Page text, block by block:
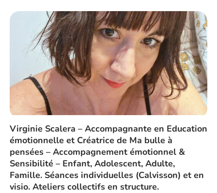
Virginie Scalera – Accompagnante en Education
émotionnelle et Créatrice de Ma bulle à
pensées – Accompagnement émotionnel &
Sensibilité – Enfant, Adolescent, Adulte,
Famille. Séances individuelles (Calvisson) et en
visio. Ateliers collectifs en structure.